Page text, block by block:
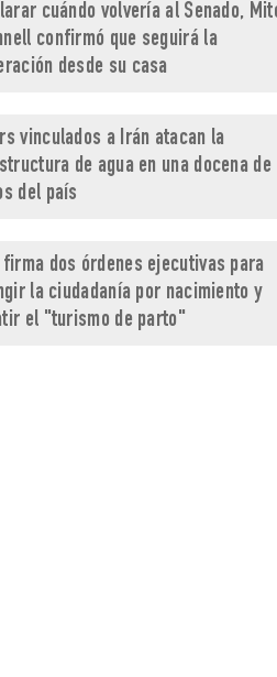
cuándo volvería al Senado,
confirmó que seguirá la
desde su casa
vinculados a Irán atacan la
de agua en una docena de
del país
firma dos órdenes ejecutivas para
la ciudadanía por nacimiento y
el "turismo de parto"